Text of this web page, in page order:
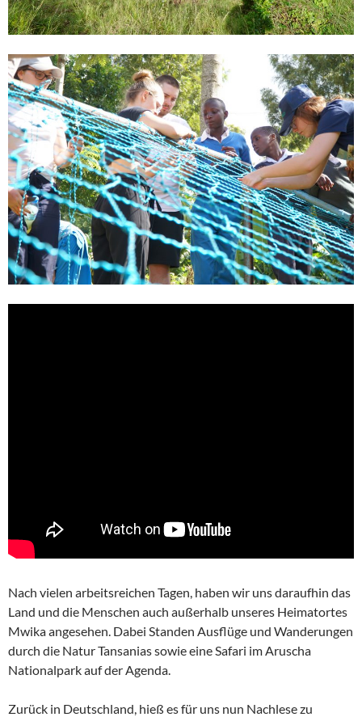
Nach vielen arbeitsreichen Tagen, haben wir uns daraufhin das
Land und die Menschen auch außerhalb unseres Heimatortes
Mwika angesehen. Dabei Standen Ausflüge und Wanderungen
durch die Natur Tansanias sowie eine Safari im Aruscha
Nationalpark auf der Agenda.
Zurück in Deutschland, hieß es für uns nun Nachlese zu